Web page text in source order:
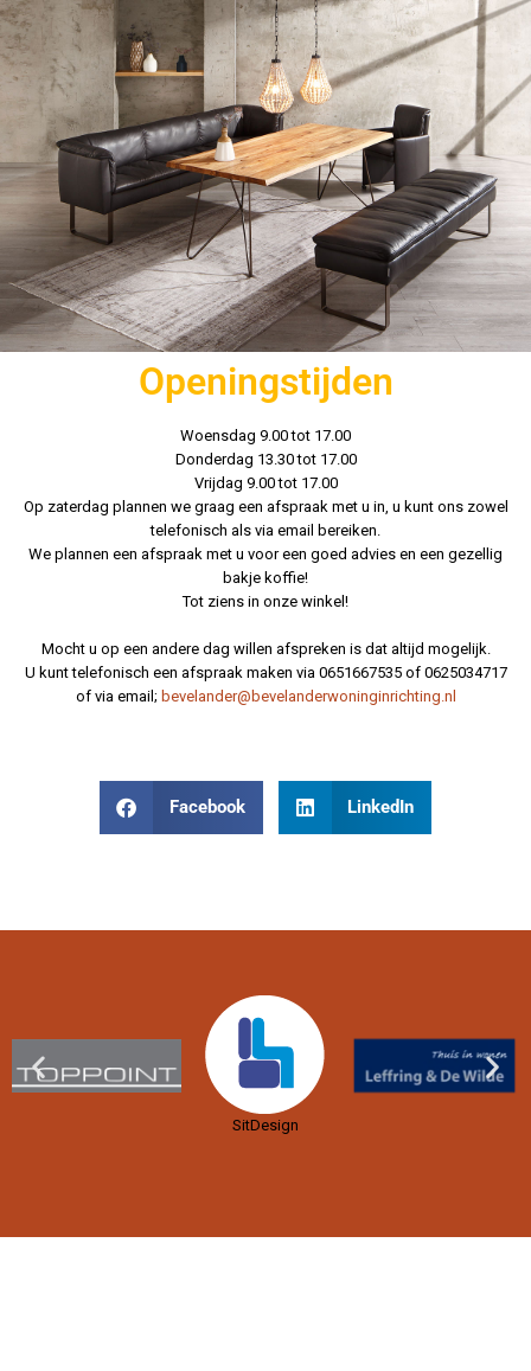
Openingstijden
Woensdag 9.00 tot 17.00
Donderdag 13.30 tot 17.00
Vrijdag 9.00 tot 17.00
Op zaterdag plannen we graag een afspraak met u in, u kunt ons zowel
telefonisch als via email bereiken.
We plannen een afspraak met u voor een goed advies en een gezellig
bakje koffie!
Tot ziens in onze winkel!
Mocht u op een andere dag willen afspreken is dat altijd mogelijk.
U kunt telefonisch een afspraak maken via 0651667535 of 0625034717
of via email; bevelander@bevelanderwoninginrichting.nl
Facebook LinkedIn
SitDesign